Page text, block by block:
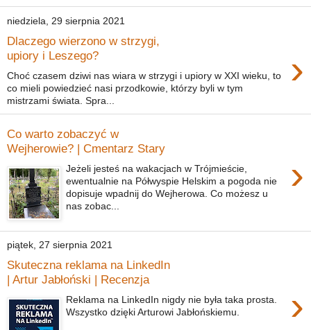
niedziela, 29 sierpnia 2021
Dlaczego wierzono w strzygi,
upiory i Leszego?
›
Choć czasem dziwi nas wiara w strzygi i upiory w XXI wieku, to
co mieli powiedzieć nasi przodkowie, którzy byli w tym
mistrzami świata. Spra...
Co warto zobaczyć w
Wejherowie? | Cmentarz Stary
›
Jeżeli jesteś na wakacjach w Trójmieście,
ewentualnie na Półwyspie Helskim a pogoda nie
dopisuje wpadnij do Wejherowa. Co możesz u
nas zobac...
piątek, 27 sierpnia 2021
Skuteczna reklama na LinkedIn
| Artur Jabłoński | Recenzja
›
Reklama na LinkedIn nigdy nie była taka prosta.
Wszystko dzięki Arturowi Jabłońskiemu.